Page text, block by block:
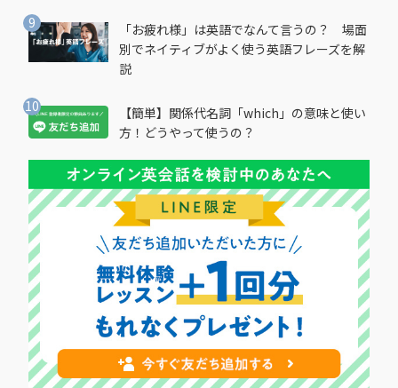
「お疲れ様」は英語でなんて言うの？ 場面
別でネイティブがよく使う英語フレーズを解
説
【簡単】関係代名詞「which」の意味と使い
方！どうやって使うの？